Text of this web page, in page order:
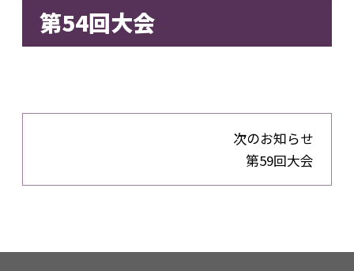
第54回大会
次のお知らせ
第59回大会